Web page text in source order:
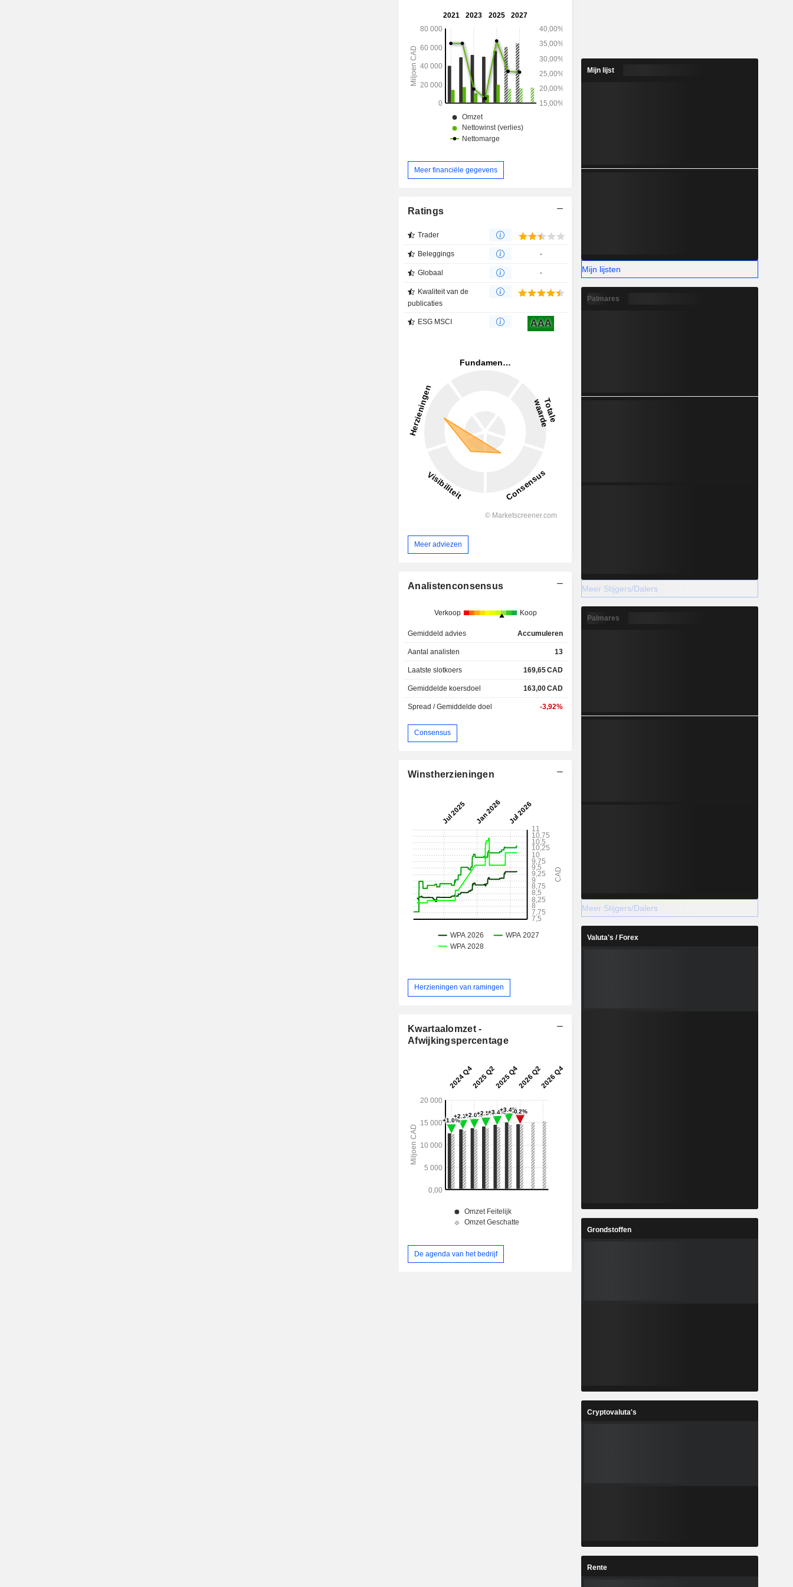
cashmanagement (informatie, consolidatie en
rapportage, crediteuren- en debiteurenbeheer),
bankdiensten in de VS, wereldwijde diensten,
zakelijke kredietlevensverzekeringen,
vermogensadviesdiensten en andere.
Meer financiële gegevens
Ratings
Trader
Beleggings -
Globaal -
Kwaliteit van de
publicaties
ESG MSCI AAA
Meer adviezen
Analistenconsensus
Verkoop Koop
Gemiddeld advies Accumuleren
Aantal analisten 13
Laatste slotkoers 169,65CAD
Gemiddelde koersdoel 163,00CAD
Spread / Gemiddelde doel -3,92%
Consensus
Winstherzieningen
Herzieningen van ramingen
Kwartaalomzet -
Afwijkingspercentage
De agenda van het bedrijf
Mijn lijst
Mijn lijsten
Palmares
Meer Stijgers/Dalers
Palmares
Meer Stijgers/Dalers
Valuta's / Forex
Grondstoffen
Cryptovaluta's
Rente